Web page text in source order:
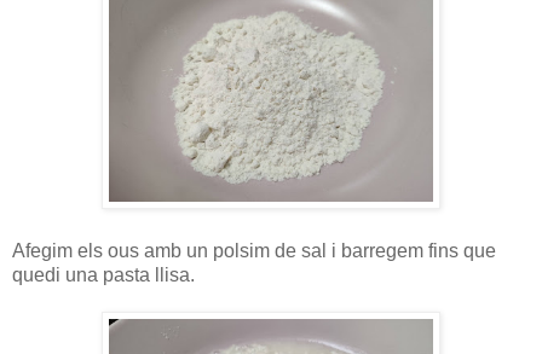
Afegim els ous amb un polsim de sal i barregem fins que
quedi una pasta llisa.